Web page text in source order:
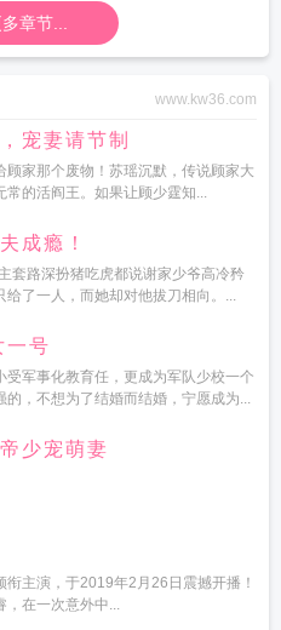
章节...
www.kw36.com
宠妻请节制
顾家那个废物！苏瑶沉默，传说顾家大
常的活阎王。如果让顾少霆知...
成瘾！
套路深扮猪吃虎都说谢家少爷高冷矜
给了一人，而她却对他拔刀相向。...
一号
受军事化教育任，更成为军队少校一个
的，不想为了结婚而结婚，宁愿成为...
少宠萌妻
衔主演，于2019年2月26日震撼开播！
，在一次意外中...